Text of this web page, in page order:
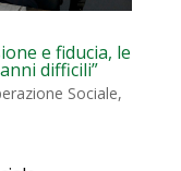
e fiducia, le
difficili”
Sociale,